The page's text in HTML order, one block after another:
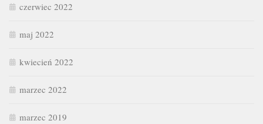
czerwiec 2022
maj 2022
kwiecień 2022
marzec 2022
marzec 2019